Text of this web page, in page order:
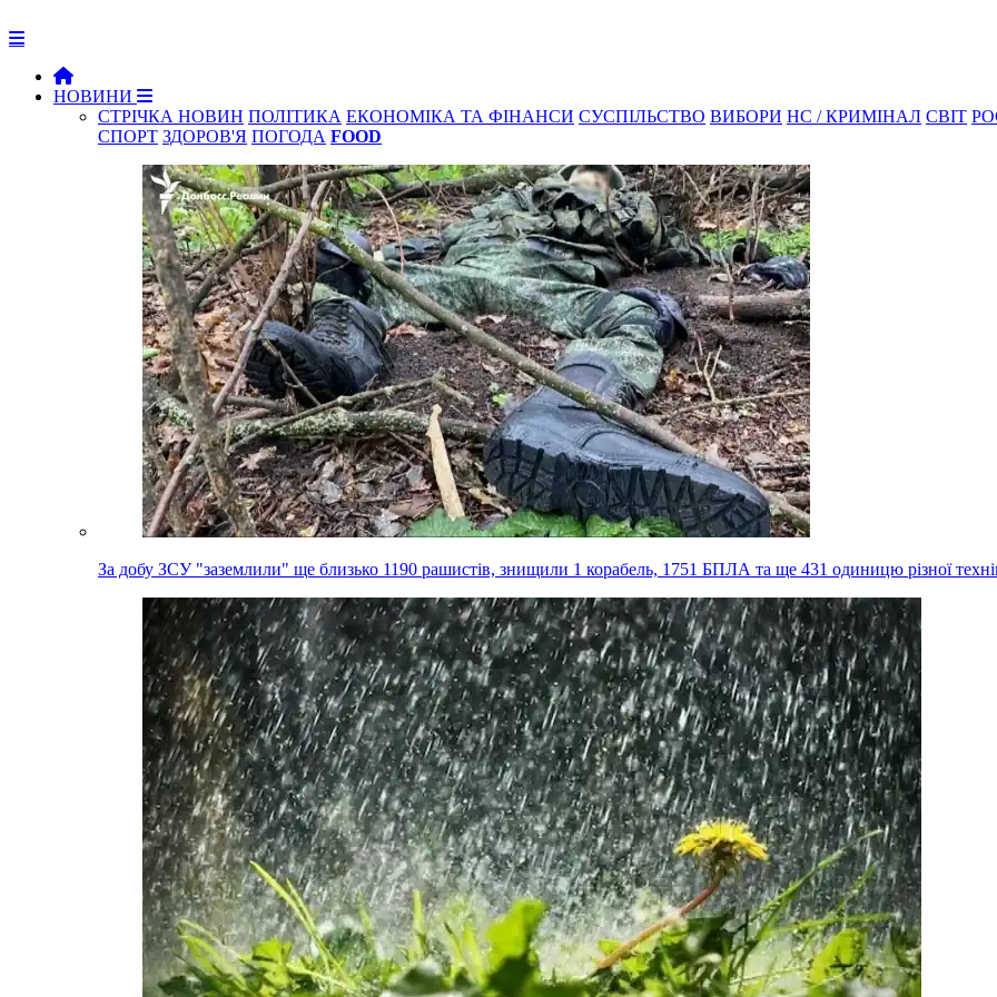
НОВИНИ
СТРІЧКА НОВИН ПОЛІТИКА ЕКОНОМІКА ТА ФІНАНСИ СУСПІЛЬСТВО ВИБОРИ НС / КРИМІНАЛ СВІТ
СПОРТ ЗДОРОВ'Я ПОГОДА FOOD
За добу ЗСУ "заземлили" ще близько 1190 рашистів, знищили 1 корабель, 1751 БПЛА та ще 431 одиницю різної